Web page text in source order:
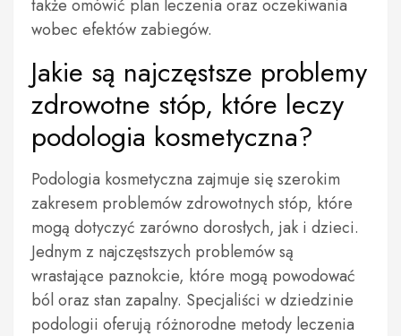
także omówić plan leczenia oraz oczekiwania
wobec efektów zabiegów.
Jakie są najczęstsze problemy
zdrowotne stóp, które leczy
podologia kosmetyczna?
Podologia kosmetyczna zajmuje się szerokim
zakresem problemów zdrowotnych stóp, które
mogą dotyczyć zarówno dorosłych, jak i dzieci.
Jednym z najczęstszych problemów są
wrastające paznokcie, które mogą powodować
ból oraz stan zapalny. Specjaliści w dziedzinie
podologii oferują różnorodne metody leczenia